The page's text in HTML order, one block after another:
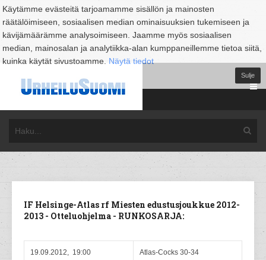
Käytämme evästeitä tarjoamamme sisällön ja mainosten
räätälöimiseen, sosiaalisen median ominaisuuksien tukemiseen ja
kävijämäärämme analysoimiseen. Jaamme myös sosiaalisen
median, mainosalan ja analytiikka-alan kumppaneillemme tietoa siitä,
kuinka käytät sivustoamme. Näytä tiedot
Sulje
IF Helsinge-Atlas rf Miesten edustusjoukkue 2012-
2013 - Otteluohjelma - RUNKOSARJA:
19.09.2012, 19:00 Atlas-Cocks 30-34